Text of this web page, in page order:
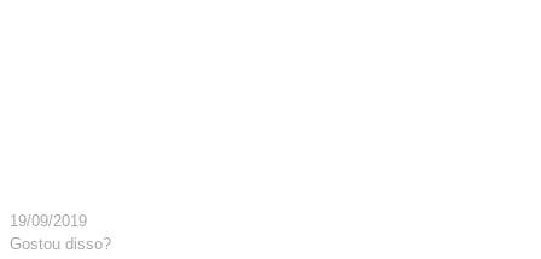
19/09/2019
Gostou disso?